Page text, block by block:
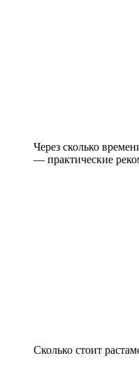
Через сколько
— практические
Сколько стоит